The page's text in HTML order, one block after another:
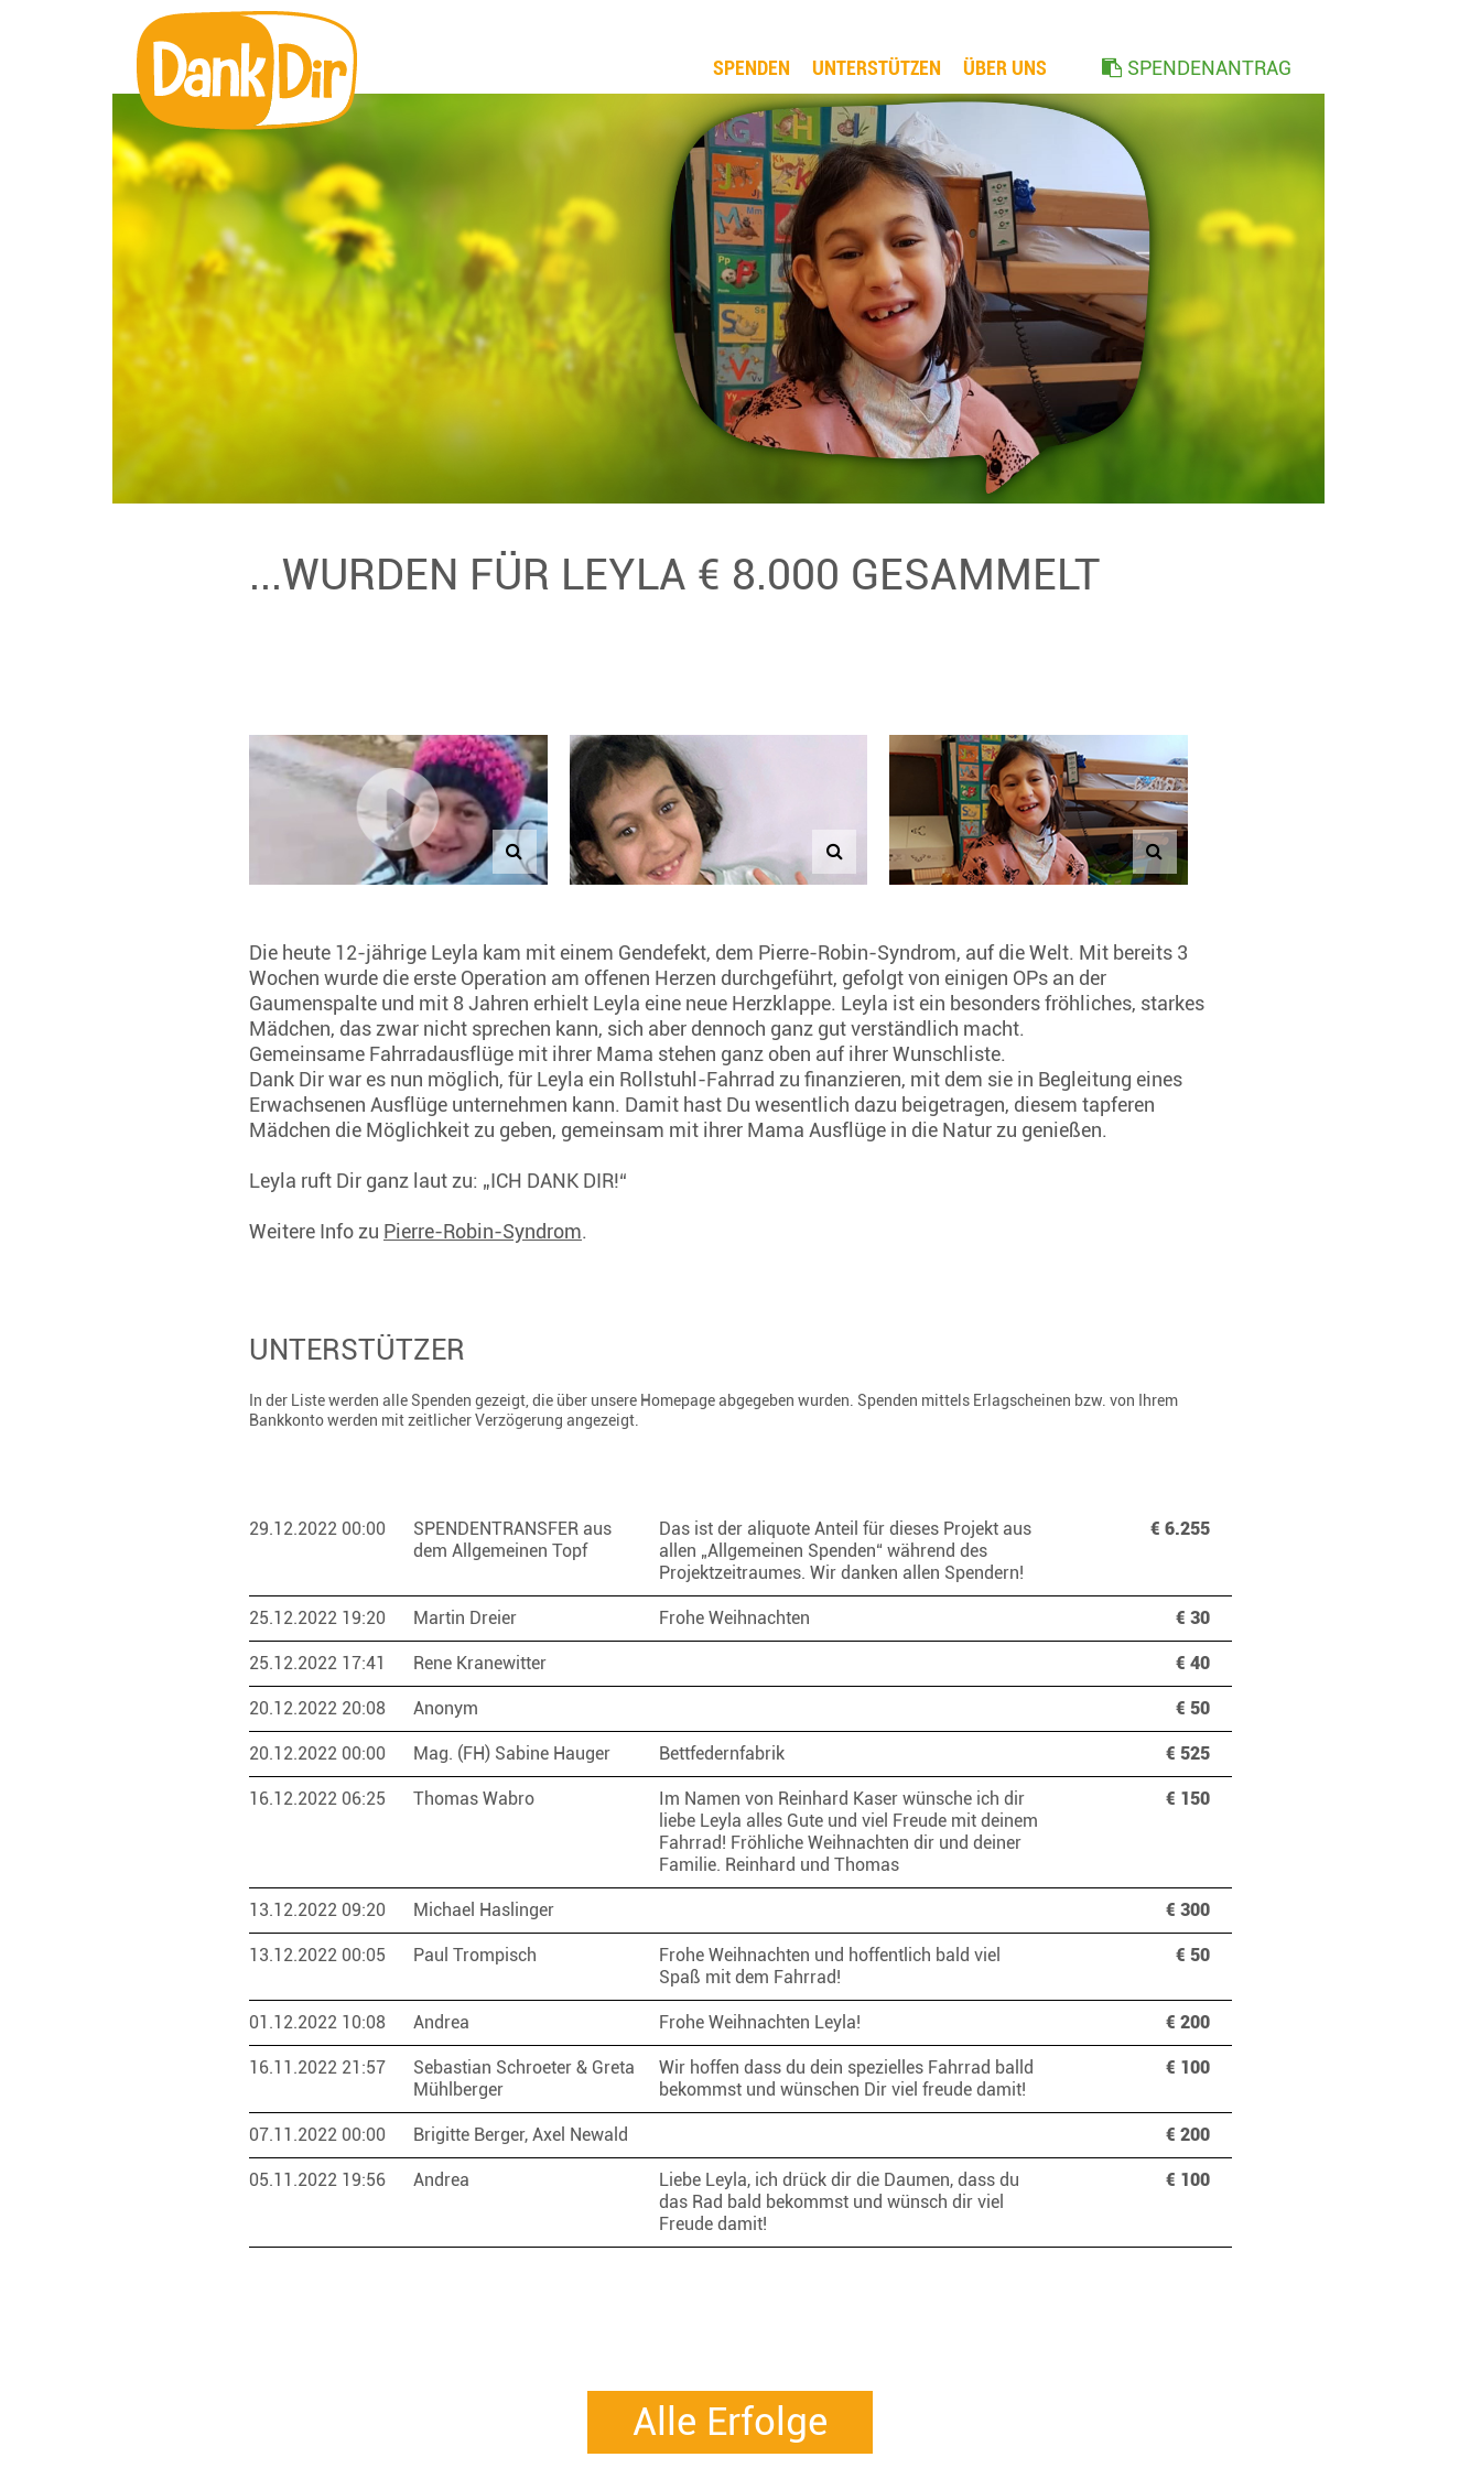
SPENDEN UNTERSTÜTZEN ÜBER UNS SPENDENANTRAG
...WURDEN FÜR LEYLA € 8.000 GESAMMELT
Die heute 12-jährige Leyla kam mit einem Gendefekt, dem Pierre-Robin-Syndrom, auf die Welt. Mit bereits 3
Wochen wurde die erste Operation am offenen Herzen durchgeführt, gefolgt von einigen OPs an der
Gaumenspalte und mit 8 Jahren erhielt Leyla eine neue Herzklappe. Leyla ist ein besonders fröhliches, starkes
Mädchen, das zwar nicht sprechen kann, sich aber dennoch ganz gut verständlich macht.
Gemeinsame Fahrradausflüge mit ihrer Mama stehen ganz oben auf ihrer Wunschliste.
Dank Dir war es nun möglich, für Leyla ein Rollstuhl-Fahrrad zu finanzieren, mit dem sie in Begleitung eines
Erwachsenen Ausflüge unternehmen kann. Damit hast Du wesentlich dazu beigetragen, diesem tapferen
Mädchen die Möglichkeit zu geben, gemeinsam mit ihrer Mama Ausflüge in die Natur zu genießen.
Leyla ruft Dir ganz laut zu: „ICH DANK DIR!“
Weitere Info zu Pierre-Robin-Syndrom.
UNTERSTÜTZER
In der Liste werden alle Spenden gezeigt, die über unsere Homepage abgegeben wurden. Spenden mittels Erlagscheinen bzw. von Ihrem
Bankkonto werden mit zeitlicher Verzögerung angezeigt.
29.12.2022 00:00
SPENDENTRANSFER aus
dem Allgemeinen Topf
€ 6.255
Das ist der aliquote Anteil für dieses Projekt aus
allen „Allgemeinen Spenden“ während des
Projektzeitraumes. Wir danken allen Spendern!
25.12.2022 19:20 Martin Dreier € 30
Frohe Weihnachten
25.12.2022 17:41 Rene Kranewitter € 40
20.12.2022 20:08 Anonym € 50
20.12.2022 00:00 Mag. (FH) Sabine Hauger € 525
Bettfedernfabrik
16.12.2022 06:25 Thomas Wabro € 150
Im Namen von Reinhard Kaser wünsche ich dir
liebe Leyla alles Gute und viel Freude mit deinem
Fahrrad! Fröhliche Weihnachten dir und deiner
Familie. Reinhard und Thomas
13.12.2022 09:20 Michael Haslinger € 300
13.12.2022 00:05 Paul Trompisch € 50
Frohe Weihnachten und hoffentlich bald viel
Spaß mit dem Fahrrad!
01.12.2022 10:08 Andrea € 200
Frohe Weihnachten Leyla!
16.11.2022 21:57
Sebastian Schroeter & Greta
Mühlberger
€ 100
Wir hoffen dass du dein spezielles Fahrrad balld
bekommst und wünschen Dir viel freude damit!
07.11.2022 00:00 Brigitte Berger, Axel Newald € 200
05.11.2022 19:56 Andrea € 100
Liebe Leyla, ich drück dir die Daumen, dass du
das Rad bald bekommst und wünsch dir viel
Freude damit!
Alle Erfolge